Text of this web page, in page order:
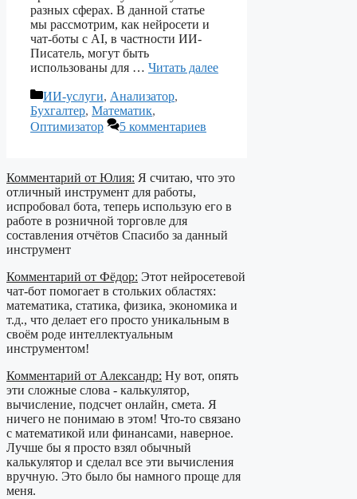
разных сферах. В данной статье
мы рассмотрим, как нейросети и
чат-боты с AI, в частности ИИ-
Писатель, могут быть
использованы для … Читать далее
Рубрики
ИИ-услуги, Анализатор,
Бухгалтер, Математик,
Оптимизатор
5 комментариев
Комментарий от Юлия: Я считаю, что это
отличный инструмент для работы,
испробовал бота, теперь использую его в
работе в розничной торговле для
составления отчётов Спасибо за данный
инструмент
Комментарий от Фёдор: Этот нейросетевой
чат-бот помогает в стольких областях:
математика, статика, физика, экономика и
т.д., что делает его просто уникальным в
своём роде интеллектуальным
инструментом!
Комментарий от Александр: Ну вот, опять
эти сложные слова - калькулятор,
вычисление, подсчет онлайн, смета. Я
ничего не понимаю в этом! Что-то связано
с математикой или финансами, наверное.
Лучше бы я просто взял обычный
калькулятор и сделал все эти вычисления
вручную. Это было бы намного проще для
меня.